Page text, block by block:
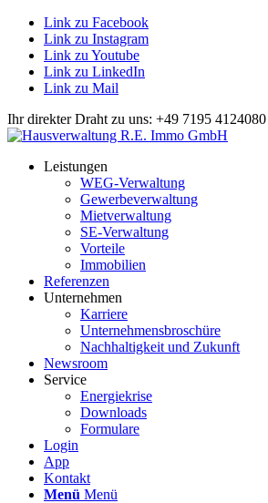
Link zu Facebook
Link zu Instagram
Link zu Youtube
Link zu LinkedIn
Link zu Mail
Ihr direkter Draht zu uns: +49 7195 4124080
Leistungen
WEG-Verwaltung
Gewerbeverwaltung
Mietverwaltung
SE-Verwaltung
Vorteile
Immobilien
Referenzen
Unternehmen
Karriere
Unternehmensbroschüre
Nachhaltigkeit und Zukunft
Newsroom
Service
Energiekrise
Downloads
Formulare
Login
App
Kontakt
Menü Menü